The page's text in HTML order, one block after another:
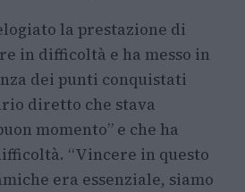
la prestazione di
in difficoltà e ha messo in
dei punti conquistati
diretto che stava
momento” e che ha
“Vincere in questo
era essenziale, siamo